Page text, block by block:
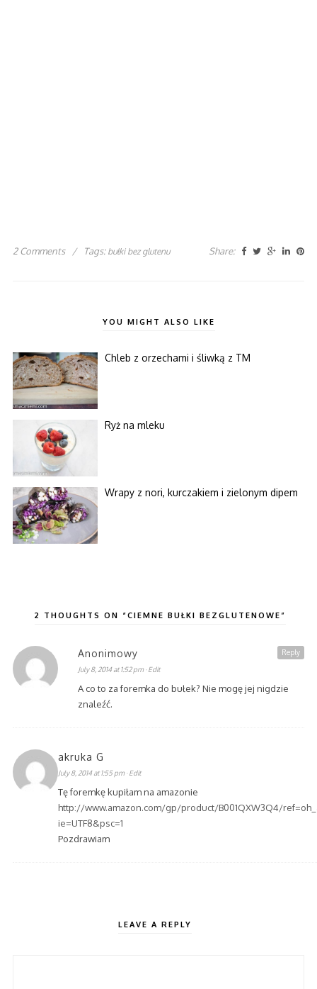
2 Comments / Tags: bułki bez glutenu Share:
YOU MIGHT ALSO LIKE
Chleb z orzechami i śliwką z TM
Ryż na mleku
Wrapy z nori, kurczakiem i zielonym dipem
2 THOUGHTS ON “CIEMNE BUŁKI BEZGLUTENOWE”
Anonimowy
July 8, 2014 at 1:52 pm · Edit
A co to za foremka do bułek? Nie mogę jej nigdzie
znaleźć.
Reply
akruka G
July 8, 2014 at 1:55 pm · Edit
Tę foremkę kupiłam na amazonie
http://www.amazon.com/gp/product/B001QXW3Q4/
ie=UTF8&psc=1
Pozdrawiam
LEAVE A REPLY